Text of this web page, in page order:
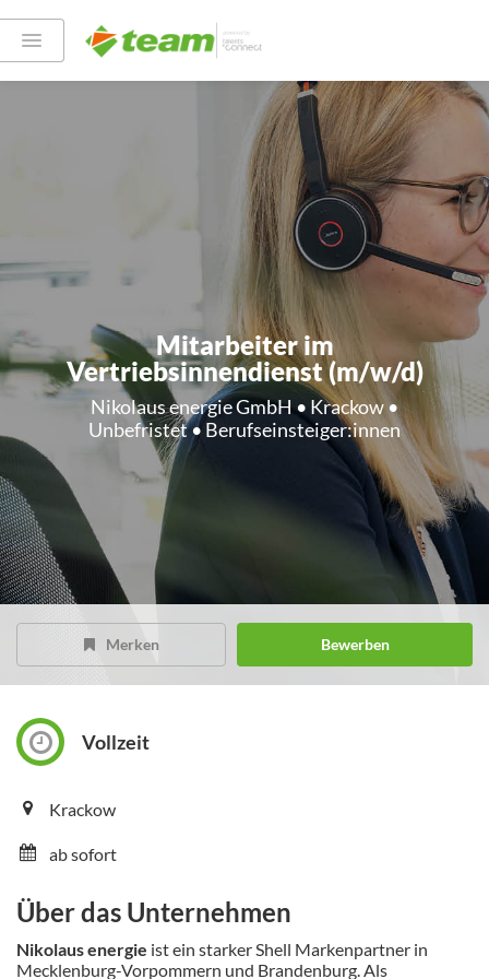
Mitarbeiter im
Vertriebsinnendienst (m/w/d)
Nikolaus energie GmbH • Krackow •
Unbefristet • Berufseinsteiger:innen
Merken Bewerben
Vollzeit
Krackow
ab sofort
Über das Unternehmen
Nikolaus energie ist ein starker Shell Markenpartner in
Mecklenburg-Vorpommern und Brandenburg. Als